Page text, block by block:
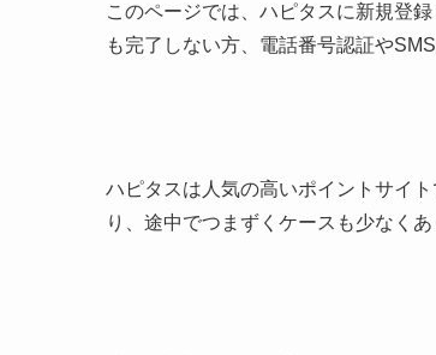
このページでは、ハピタスに新規登
も完了しない方、電話番号認証や
ハピタスは人気の高いポイントサイ
り、途中でつまずくケースも少なくあ